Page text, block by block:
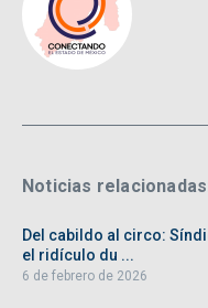
Noticias
Del cabildo al circo:
el ridículo du ...
6 de febrero de 2026